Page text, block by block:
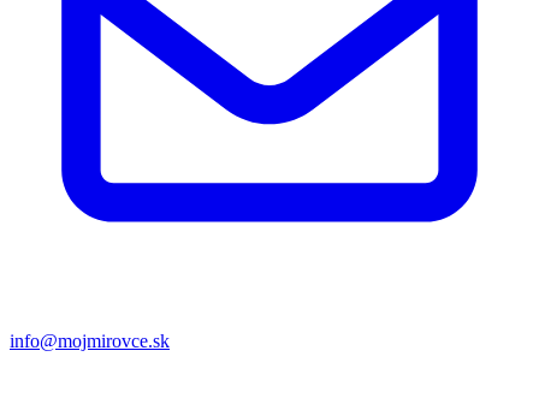
info@mojmirovce.sk